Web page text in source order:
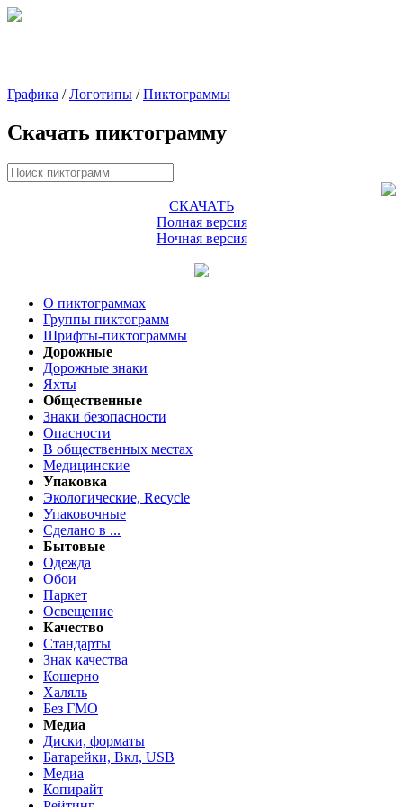
Графика /Логотипы /Пиктограммы
Скачать пиктограмму
СКАЧАТЬ
Полная версия
Ночная версия
О пиктограммах
Группы пиктограмм
Шрифты-пиктограммы
Дорожные
Дорожные знаки
Яхты
Общественные
Знаки безопасности
Опасности
В общественных местах
Медицинские
Упаковка
Экологические, Recycle
Упаковочные
Сделано в ...
Бытовые
Одежда
Обои
Паркет
Освещение
Качество
Стандарты
Знак качества
Кошерно
Халяль
Без ГМО
Медиа
Диски, форматы
Батарейки, Вкл, USB
Медиа
Копирайт